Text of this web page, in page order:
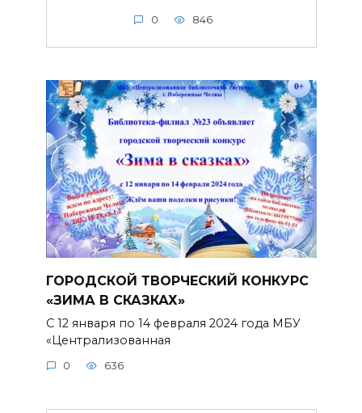
0 846
ГОРОДСКОЙ ТВОРЧЕСКИЙ КОНКУРС
«ЗИМА В СКАЗКАХ»
С 12 января по 14 февраля 2024 года МБУ
«Централизованная
0 636